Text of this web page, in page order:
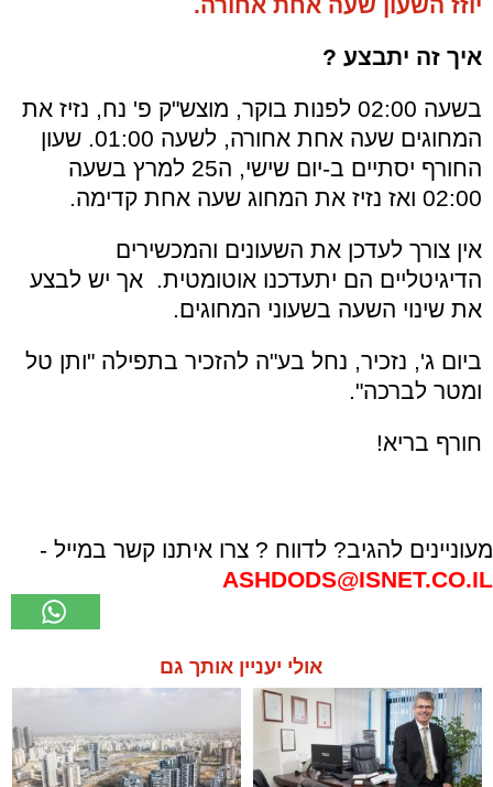
איך זה יתבצע ?
בשעה 02:00 לפנות בוקר, מוצש"ק פ' נח,
נזיז את
המחוגים שעה אחת אחורה
, לשעה 01:00. שעון
החורף יסתיים ב-יום שישי, ה25 למרץ בשעה
02:00 ואז נזיז את המחוג שעה אחת קדימה.
אין צורך לעדכן את השעונים והמכשירים
הדיגיטליים הם יתעדכנו אוטומטית. אך יש לבצע
את שינוי השעה בשעוני המחוגים.
ביום ג', נזכיר, נחל בע"ה להזכיר בתפילה "ותן טל
ומטר לברכה".
חורף בריא!
מעוניינים להגיב? לדווח ? צרו איתנו קשר במייל -
ASHDODS@ISNET.CO.IL
אולי יעניין אותך גם